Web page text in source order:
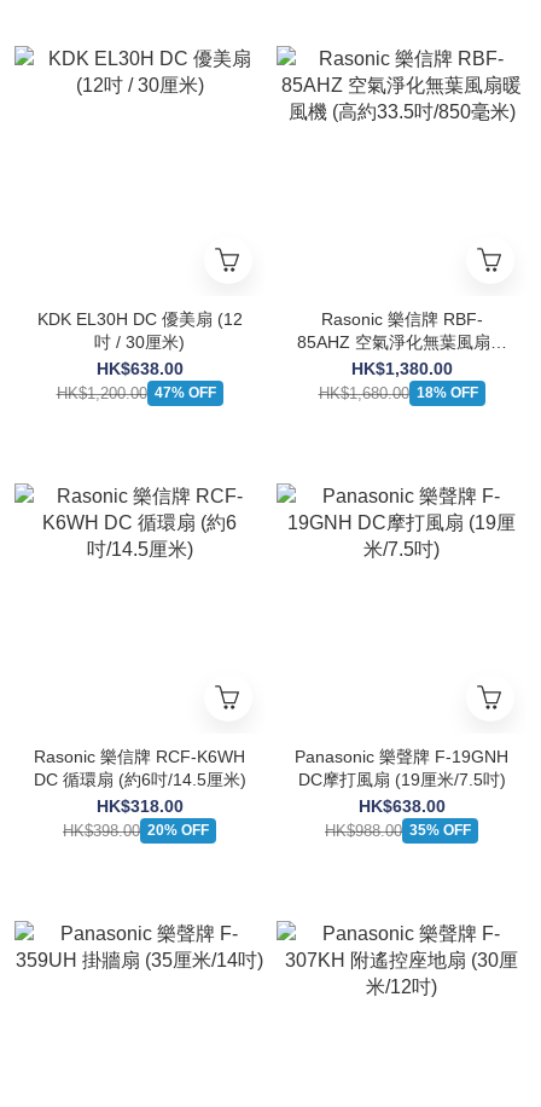
KDK EL30H DC 優美扇 (12
吋 / 30厘米)
HK$638.00
HK$1,200.00 47% OFF
Rasonic 樂信牌 RBF-
85AHZ 空氣淨化無葉風扇暖
風機 (高約33.5吋/850毫米)
HK$1,380.00
HK$1,680.00 18% OFF
Rasonic 樂信牌 RCF-K6WH
DC 循環扇 (約6吋/14.5厘米)
HK$318.00
HK$398.00 20% OFF
Panasonic 樂聲牌 F-19GNH
DC摩打風扇 (19厘米/7.5吋)
HK$638.00
HK$988.00 35% OFF